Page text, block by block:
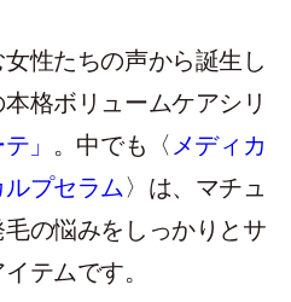
性たちの声から誕生し
本格ボリュームケアシリ
」 。中でも〈 メディカ
プセラム 〉は、マチュ
の悩みをしっかりとサ
テムです。